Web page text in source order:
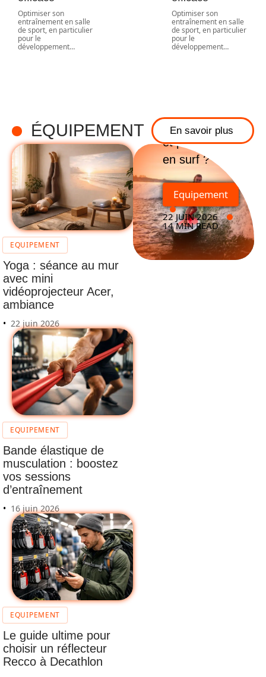
Optimiser son
entraînement en salle
de sport, en particulier
pour le
développement…
Optimiser son
entraînement en salle
de sport, en particulier
pour le
développement…
ÉQUIPEMENT En savoir plus
EQUIPEMENT
Yoga : séance au mur
avec mini
vidéoprojecteur Acer,
ambiance
22 juin 2026
EQUIPEMENT
Bande élastique de
musculation : boostez
vos sessions
d’entraînement
16 juin 2026
EQUIPEMENT
Le guide ultime pour
choisir un réflecteur
Recco à Decathlon
pour débuter
et progresser
en surf ?
Equipement
22 JUIN 2026
14 MIN READ